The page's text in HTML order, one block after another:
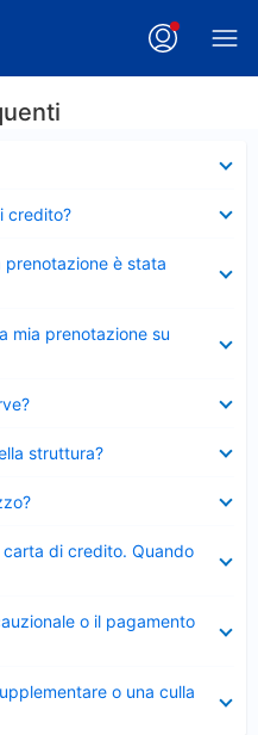
credito?
prenotazione è stata
mia prenotazione su
struttura?
di credito. Quando
o il pagamento
o una culla